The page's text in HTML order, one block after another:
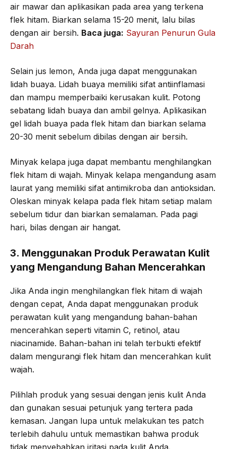
air mawar dan aplikasikan pada area yang terkena
flek hitam. Biarkan selama 15-20 menit, lalu bilas
dengan air bersih. Baca juga: Sayuran Penurun Gula
Darah
Selain jus lemon, Anda juga dapat menggunakan
lidah buaya. Lidah buaya memiliki sifat antiinflamasi
dan mampu memperbaiki kerusakan kulit. Potong
sebatang lidah buaya dan ambil gelnya. Aplikasikan
gel lidah buaya pada flek hitam dan biarkan selama
20-30 menit sebelum dibilas dengan air bersih.
Minyak kelapa juga dapat membantu menghilangkan
flek hitam di wajah. Minyak kelapa mengandung asam
laurat yang memiliki sifat antimikroba dan antioksidan.
Oleskan minyak kelapa pada flek hitam setiap malam
sebelum tidur dan biarkan semalaman. Pada pagi
hari, bilas dengan air hangat.
3. Menggunakan Produk Perawatan Kulit
yang Mengandung Bahan Mencerahkan
Jika Anda ingin menghilangkan flek hitam di wajah
dengan cepat, Anda dapat menggunakan produk
perawatan kulit yang mengandung bahan-bahan
mencerahkan seperti vitamin C, retinol, atau
niacinamide. Bahan-bahan ini telah terbukti efektif
dalam mengurangi flek hitam dan mencerahkan kulit
wajah.
Pilihlah produk yang sesuai dengan jenis kulit Anda
dan gunakan sesuai petunjuk yang tertera pada
kemasan. Jangan lupa untuk melakukan tes patch
terlebih dahulu untuk memastikan bahwa produk
tidak menyebabkan iritasi pada kulit Anda.